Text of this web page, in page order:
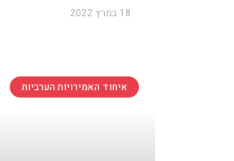
18 במרץ 2022
איחוד האמירויות הערביות